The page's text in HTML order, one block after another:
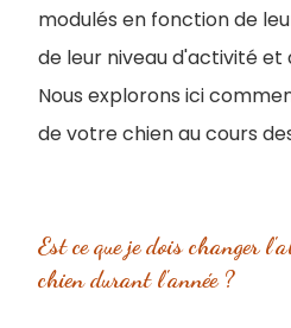
modulés en fonction de
de leur niveau d'activité et
Nous explorons ici
de votre chien au cours
Est ce que je dois changer
chien durant l'année ?